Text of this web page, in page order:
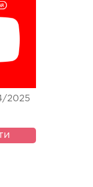
2025